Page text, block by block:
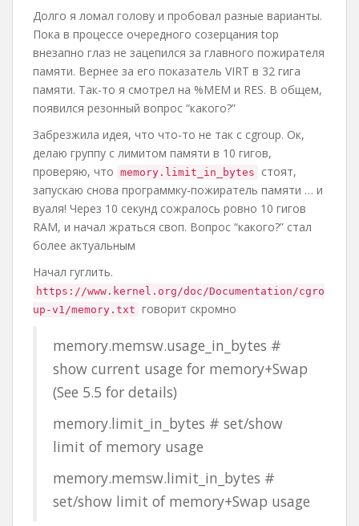
Долго я ломал голову и пробовал разные варианты.
Пока в процессе очередного созерцания top
внезапно глаз не зацепился за главного пожирателя
памяти. Вернее за его показатель VIRT в 32 гига
памяти. Так-то я смотрел на %MEM и RES. В общем,
появился резонный вопрос “какого?”
Забрезжила идея, что что-то не так с cgroup. Ок,
делаю группу с лимитом памяти в 10 гигов,
проверяю, что memory.limit_in_bytes
стоят,
запускаю снова программку-пожиратель памяти … и
вуаля! Через 10 секунд сожралось ровно 10 гигов
RAM, и начал жраться своп. Вопрос “какого?” стал
более актуальным
Начал гуглить.
https://www.kernel.org/doc/Documentation/cgro
up-v1/memory.txt говорит скромно
memory.memsw.usage_in_bytes #
show current usage for memory+Swap
(See 5.5 for details)
memory.limit_in_bytes # set/show
limit of memory usage
memory.memsw.limit_in_bytes #
set/show limit of memory+Swap usage